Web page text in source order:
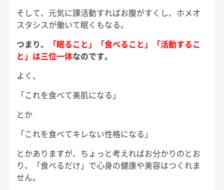
そして、元気に課活動すればお腹がすくし、ホメオ
スタシスが働いて眠くもなる。
つまり、
「眠ること」「食べること」「活動するこ
と」は三位一体なのです。
よく、
「これを食べて美肌になる」
とか
「これを食べてキレない性格になる」
とかありますが、ちょっと考えればお分かりのとお
り、「食べるだけ」で心身の健康や美容はつくれま
せん。